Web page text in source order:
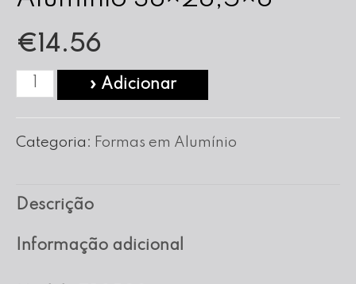
€14.56
Quantidade
Forma
Alumínio
38x28,5x8
» Adicionar
Categoria: Formas em Alumínio
Descrição
Informação adicional